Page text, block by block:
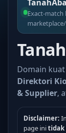
Exact-match
Domain
Direktori
& Supplier,
Disclaimer:
page initidak